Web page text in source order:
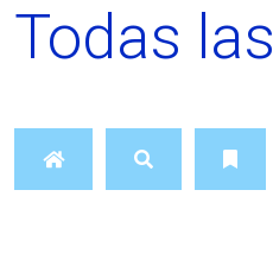
Todas